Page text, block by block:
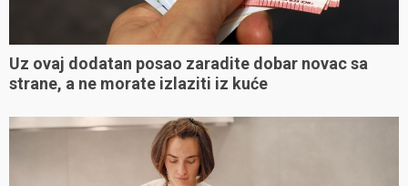
Uz ovaj dodatan posao zaradite dobar novac sa
strane, a ne morate izlaziti iz kuće